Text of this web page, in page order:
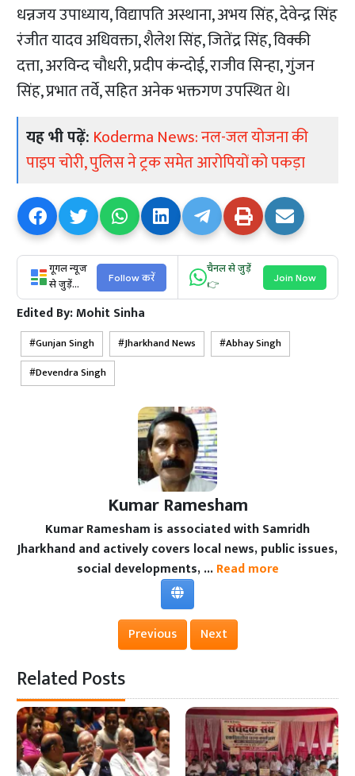
धन्नजय उपाध्याय, विद्यापति अस्थाना, अभय सिंह, देवेन्द्र सिंह
रंजीत यादव अधिवक्ता, शैलेश सिंह, जितेंद्र सिंह, विक्की
दत्ता, अरविन्द चौधरी, प्रदीप कंन्दोई, राजीव सिन्हा, गुंजन
सिंह, प्रभात तर्वे, सहित अनेक भक्तगण उपस्थित थे।
यह भी पढ़ें: Koderma News: नल-जल योजना की
पाइप चोरी, पुलिस ने ट्रक समेत आरोपियों को पकड़ा
गूगल न्यूज
से जुड़ें...
Follow करें
चैनल से जुड़ें
👉
Join Now
Edited By:Mohit Sinha
Gunjan Singh Jharkhand News
Abhay Singh
Devendra Singh
Kumar Ramesham
Kumar Ramesham is associated with Samridh
Jharkhand and actively covers local news, public issues,
social developments, ... Read more
Previous Next
Related Posts